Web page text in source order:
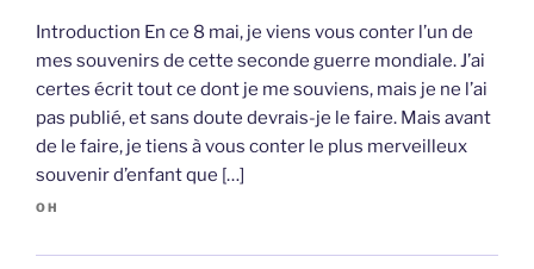
Introduction En ce 8 mai, je viens vous conter l’un de
mes souvenirs de cette seconde guerre mondiale. J’ai
certes écrit tout ce dont je me souviens, mais je ne l’ai
pas publié, et sans doute devrais-je le faire. Mais avant
de le faire, je tiens à vous conter le plus merveilleux
souvenir d’enfant que […]
OH